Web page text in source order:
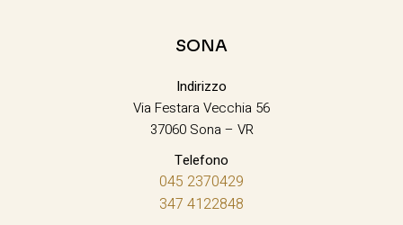
SONA
Indirizzo
Via Festara Vecchia 56
37060 Sona – VR
Telefono
045 2370429
347 4122848